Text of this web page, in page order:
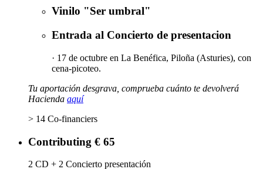
Vinilo "Ser umbral"
Entrada al Concierto de presentacion
· 17 de octubre en La Benéfica, Piloña (Asturies), con
cena-picoteo.
Tu aportación desgrava, comprueba cuánto te devolverá
Hacienda aquí
> 14 Co-financiers
Contributing € 65
2 CD + 2 Concierto presentación